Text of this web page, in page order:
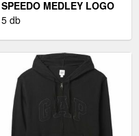
SPEEDO MEDLEY LOGO
FÉRFI ÚSZÓNADRÁG,
5 db